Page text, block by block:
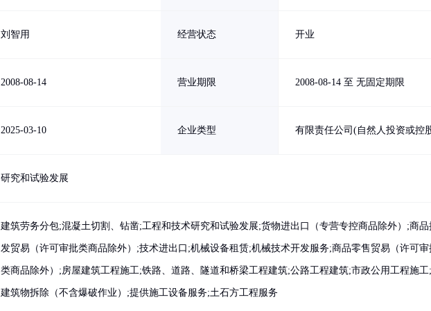
刘智用 经营状态 开业
2008-08-14 营业期限 2008-08-14 至 无固定期限
2025-03-10 企业类型 有限责任公司(自然人投资或控
研究和试验发展
建筑劳务分包;混凝土切割、钻凿;工程和技术研究和试验发展;货物进出口（专营专控商品除外）;商品
发贸易（许可审批类商品除外）;技术进出口;机械设备租赁;机械技术开发服务;商品零售贸易（许可审
类商品除外）;房屋建筑工程施工;铁路、道路、隧道和桥梁工程建筑;公路工程建筑;市政公用工程施工;
建筑物拆除（不含爆破作业）;提供施工设备服务;土石方工程服务